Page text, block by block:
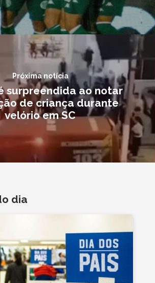
Próxima notícia
surpreendida ao notar
de criança durante
velório em SC
dia